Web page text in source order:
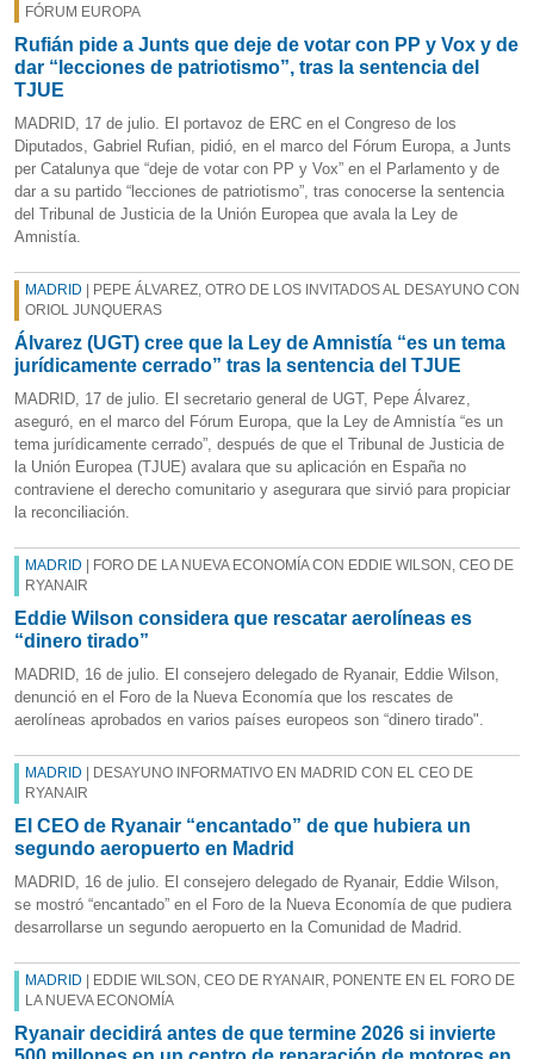
FÓRUM EUROPA
Rufián pide a Junts que deje de votar con PP y Vox y de
dar “lecciones de patriotismo”, tras la sentencia del
TJUE
MADRID, 17 de julio. El portavoz de ERC en el Congreso de los
Diputados, Gabriel Rufian, pidió, en el marco del Fórum Europa, a Junts
per Catalunya que “deje de votar con PP y Vox” en el Parlamento y de
dar a su partido “lecciones de patriotismo”, tras conocerse la sentencia
del Tribunal de Justicia de la Unión Europea que avala la Ley de
Amnistía.
MADRID | PEPE ÁLVAREZ, OTRO DE LOS INVITADOS AL DESAYUNO CON
ORIOL JUNQUERAS
Álvarez (UGT) cree que la Ley de Amnistía “es un tema
jurídicamente cerrado” tras la sentencia del TJUE
MADRID, 17 de julio. El secretario general de UGT, Pepe Álvarez,
aseguró, en el marco del Fórum Europa, que la Ley de Amnistía “es un
tema jurídicamente cerrado”, después de que el Tribunal de Justicia de
la Unión Europea (TJUE) avalara que su aplicación en España no
contraviene el derecho comunitario y asegurara que sirvió para propiciar
la reconciliación.
MADRID | FORO DE LA NUEVA ECONOMÍA CON EDDIE WILSON, CEO DE
RYANAIR
Eddie Wilson considera que rescatar aerolíneas es
“dinero tirado”
MADRID, 16 de julio. El consejero delegado de Ryanair, Eddie Wilson,
denunció en el Foro de la Nueva Economía que los rescates de
aerolíneas aprobados en varios países europeos son “dinero tirado".
MADRID | DESAYUNO INFORMATIVO EN MADRID CON EL CEO DE
RYANAIR
El CEO de Ryanair “encantado” de que hubiera un
segundo aeropuerto en Madrid
MADRID, 16 de julio. El consejero delegado de Ryanair, Eddie Wilson,
se mostró “encantado” en el Foro de la Nueva Economía de que pudiera
desarrollarse un segundo aeropuerto en la Comunidad de Madrid.
MADRID | EDDIE WILSON, CEO DE RYANAIR, PONENTE EN EL FORO DE
LA NUEVA ECONOMÍA
Ryanair decidirá antes de que termine 2026 si invierte